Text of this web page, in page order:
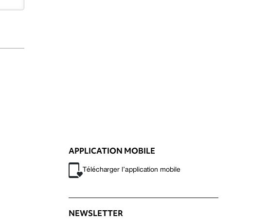
APPLICATION MOBILE
Télécharger l’application mobile
NEWSLETTER